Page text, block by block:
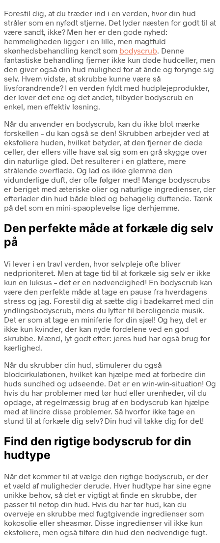
Forestil dig, at du træder ind i en verden, hvor din hud
stråler som en nyfødt stjerne. Det lyder næsten for godt til at
være sandt, ikke? Men her er den gode nyhed:
hemmeligheden ligger i en lille, men magtfuld
skønhedsbehandling kendt som bodyscrub. Denne
fantastiske behandling fjerner ikke kun døde hudceller, men
den giver også din hud mulighed for at ånde og forynge sig
selv. Hvem vidste, at skrubbe kunne være så
livsforandrende? I en verden fyldt med hudplejeprodukter,
der lover det ene og det andet, tilbyder bodyscrub en
enkel, men effektiv løsning.
Når du anvender en bodyscrub, kan du ikke blot mærke
forskellen – du kan også se den! Skrubben arbejder ved at
eksfoliere huden, hvilket betyder, at den fjerner de døde
celler, der ellers ville have sat sig som en grå skygge over
din naturlige glød. Det resulterer i en glattere, mere
strålende overflade. Og lad os ikke glemme den
vidunderlige duft, der ofte følger med! Mange bodyscrubs
er beriget med æteriske olier og naturlige ingredienser, der
efterlader din hud både blød og behagelig duftende. Tænk
på det som en mini-spaoplevelse lige derhjemme.
Den perfekte måde at forkæle dig selv
på
Vi lever i en travl verden, hvor selvpleje ofte bliver
nedprioriteret. Men at tage tid til at forkæle sig selv er ikke
kun en luksus – det er en nødvendighed! En bodyscrub kan
være den perfekte måde at tage en pause fra hverdagens
stress og jag. Forestil dig at sætte dig i badekarret med din
yndlingsbodyscrub, mens du lytter til beroligende musik.
Det er som at tage en miniferie for din sjæl! Og hey, det er
ikke kun kvinder, der kan nyde fordelene ved en god
skrubbe. Mænd, lyt godt efter: jeres hud har også brug for
kærlighed.
Når du skrubber din hud, stimulerer du også
blodcirkulationen, hvilket kan hjælpe med at forbedre din
huds sundhed og udseende. Det er en win-win-situation! Og
hvis du har problemer med tør hud eller urenheder, vil du
opdage, at regelmæssig brug af en bodyscrub kan hjælpe
med at lindre disse problemer. Så hvorfor ikke tage en
stund til at forkæle dig selv? Din hud vil takke dig for det!
Find den rigtige bodyscrub for din
hudtype
Når det kommer til at vælge den rigtige bodyscrub, er der
et væld af muligheder derude. Hver hudtype har sine egne
unikke behov, så det er vigtigt at finde en skrubbe, der
passer til netop din hud. Hvis du har tør hud, kan du
overveje en skrubbe med fugtgivende ingredienser som
kokosolie eller sheasmør. Disse ingredienser vil ikke kun
eksfoliere, men også tilføre din hud den nødvendige fugt.